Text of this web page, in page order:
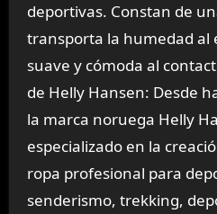
deportivas. Constan de
transporta la humedad al
suave y cómoda al
de Helly Hansen: Desde
la marca noruega Helly
especializado en la
ropa profesional para
senderismo, trekking,